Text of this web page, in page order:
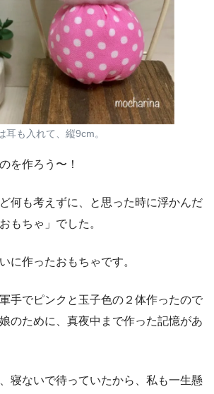
耳も入れて、縦9cm。
を作ろう〜！
何も考えずに、と思った時に浮かんだ
もちゃ」でした。
に作ったおもちゃです。
手でピンクと玉子色の２体作ったので
のために、真夜中まで作った記憶があ
寝ないで待っていたから、私も一生懸